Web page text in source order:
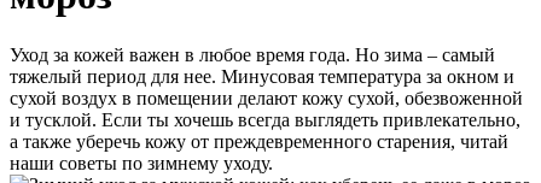
Уход за кожей важен в любое время года. Но зима – самый
тяжелый период для нее. Минусовая температура за окном и
сухой воздух в помещении делают кожу сухой, обезвоженной
и тусклой. Если ты хочешь всегда выглядеть привлекательно,
а также уберечь кожу от преждевременного старения, читай
наши советы по зимнему уходу.